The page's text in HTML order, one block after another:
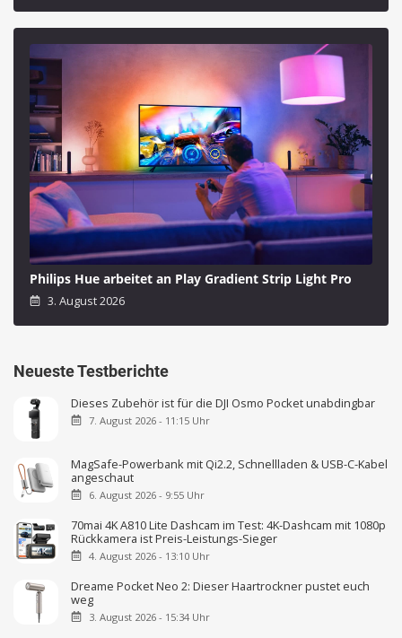
Philips Hue arbeitet an Play Gradient Strip Light Pro
3. August 2026
Neueste Testberichte
Dieses Zubehör ist für die DJI Osmo Pocket unabdingbar
7. August 2026 - 11:15 Uhr
MagSafe-Powerbank mit Qi2.2, Schnellladen & USB-C-Kabel
angeschaut
6. August 2026 - 9:55 Uhr
70mai 4K A810 Lite Dashcam im Test: 4K-Dashcam mit 1080p
Rückkamera ist Preis-Leistungs-Sieger
4. August 2026 - 13:10 Uhr
Dreame Pocket Neo 2: Dieser Haartrockner pustet euch
weg
3. August 2026 - 15:34 Uhr